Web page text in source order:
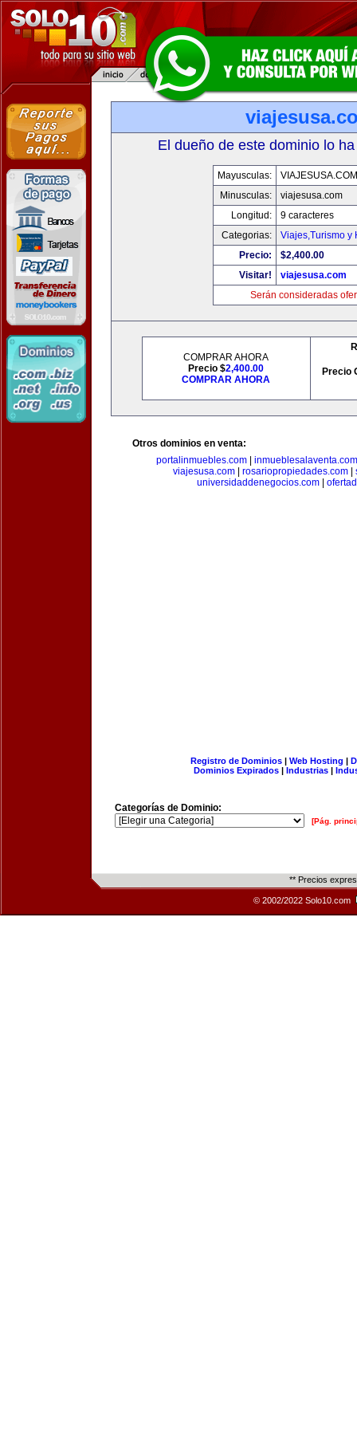
El dueño de este dominio lo
Mayusculas:
VIAJESUSA.COM
Minusculas:
viajesusa.com
Longitud:
9 caracteres
Categorias:
Viajes,Turismo y
Precio:
$2,400.00
Visitar!
viajesusa.com
Serán consideradas
COMPRAR AHORA
Precio $2,400.00
COMPRAR AHORA
Precio
Otros dominios en venta:
portalinmuebles.com
inmueblesalaventa.com
viajesusa.com| rosariopropiedades.com|
universidaddenegocios.com
Registro de Dominios| Web Hosting |
Dominios Expirados | Industrias |
Categorías de Dominio:
[Pág.
** Precios
© 2002/2022 Solo10.com